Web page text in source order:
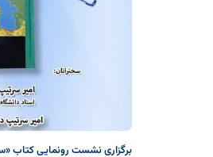
برگزاری نشست رونمایی کتاب